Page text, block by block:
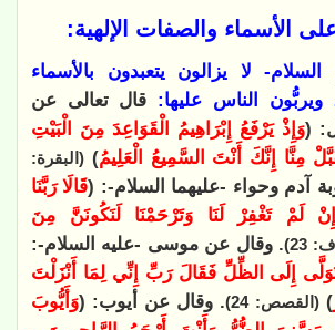
على الأسماء والصفات الإلهية:
السلام- لا يزالون يتعبدون بالأسماء
ويربُّون الناس عليها: قال تعالى عن
(وَإِذْ يَرْفَعُ إِبْرَاهِيمُ الْقَوَاعِدَ مِنَ الْبَيْتِ
مِنَّا إِنَّكَ أَنْتَ السَّمِيعُ الْعَلِيمُ) (البقرة:
آدم وحواء -عليهما السلام-: (قَالَا رَبَّنَا
لَمْ تَغْفِرْ لَنَا وَتَرْحَمْنَا لَنَكُونَنَّ مِنَ
23)
. وقال عن موسى -عليه السلام-:
إِلَى الظِّلِّ فَقَالَ رَبِّ إِنِّي لِمَا أَنْزَلْتَ
)(القصص: 24) . وقال عن أيوب: (وَأَيُّوبَ